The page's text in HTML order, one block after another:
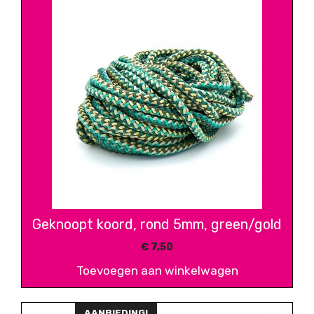
Geknoopt koord, rond 5mm, green/gold
€ 7,50
Toevoegen aan winkelwagen